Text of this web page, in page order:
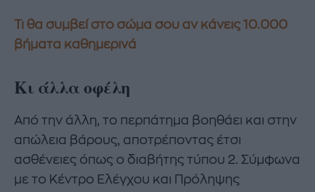
Τι θα συμβεί στο σώμα σου αν κάνεις 10.000
βήματα καθημερινά
Κι άλλα οφέλη
Από την άλλη, το περπάτημα βοηθάει και στην
απώλεια βάρους, αποτρέποντας έτσι
ασθένειες όπως ο διαβήτης τύπου 2. Σύμφωνα
με το Κέντρο Ελέγχου και Πρόληψης